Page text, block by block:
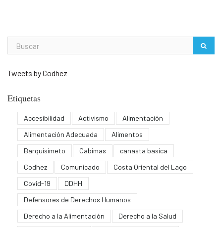
Tweets by Codhez
Etiquetas
Accesibilidad Activismo
Alimentación
Alimentación Adecuada
Alimentos
Barquisimeto
Cabimas
canasta basica
Codhez
Comunicado
Costa Oriental del Lago
Covid-19
DDHH
Defensores de Derechos Humanos
Derecho a la Alimentación
Derecho a la Salud